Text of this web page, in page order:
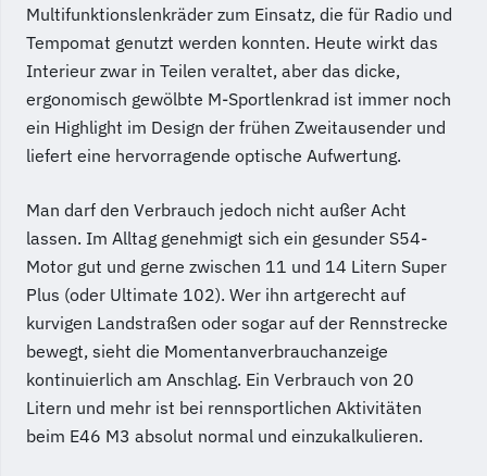
Multifunktionslenkräder zum Einsatz, die für Radio und
Tempomat genutzt werden konnten. Heute wirkt das
Interieur zwar in Teilen veraltet, aber das dicke,
ergonomisch gewölbte M-Sportlenkrad ist immer noch
ein Highlight im Design der frühen Zweitausender und
liefert eine hervorragende optische Aufwertung.
Man darf den Verbrauch jedoch nicht außer Acht
lassen. Im Alltag genehmigt sich ein gesunder S54-
Motor gut und gerne zwischen 11 und 14 Litern Super
Plus (oder Ultimate 102). Wer ihn artgerecht auf
kurvigen Landstraßen oder sogar auf der Rennstrecke
bewegt, sieht die Momentanverbrauchanzeige
kontinuierlich am Anschlag. Ein Verbrauch von 20
Litern und mehr ist bei rennsportlichen Aktivitäten
beim E46 M3 absolut normal und einzukalkulieren.